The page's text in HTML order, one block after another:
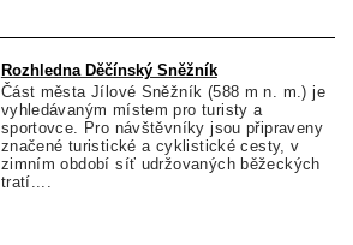
Rozhledna Děčínský Sněžník
Část města Jílové Sněžník (588 m n. m.) je
vyhledávaným místem pro turisty a
sportovce. Pro návštěvníky jsou připraveny
značené turistické a cyklistické cesty, v
zimním období síť udržovaných běžeckých
tratí....